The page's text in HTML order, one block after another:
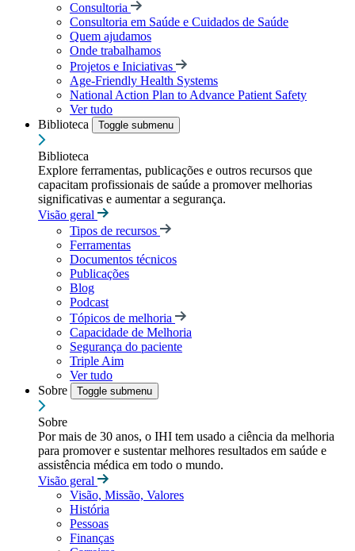
Consultoria
Consultoria em Saúde e Cuidados de Saúde
Quem ajudamos
Onde trabalhamos
Projetos e Iniciativas
Age-Friendly Health Systems
National Action Plan to Advance Patient Safety
Ver tudo
Biblioteca
Toggle submenu
Biblioteca
Explore ferramentas, publicações e outros recursos que
capacitam profissionais de saúde a promover melhorias
significativas e aumentar a segurança.
Visão geral
Tipos de recursos
Ferramentas
Documentos técnicos
Publicações
Blog
Podcast
Tópicos de melhoria
Capacidade de Melhoria
Segurança do paciente
Triple Aim
Ver tudo
Sobre
Toggle submenu
Sobre
Por mais de 30 anos, o IHI tem usado a ciência da melhoria
para promover e sustentar melhores resultados em saúde e
assistência médica em todo o mundo.
Visão geral
Visão, Missão, Valores
História
Pessoas
Finanças